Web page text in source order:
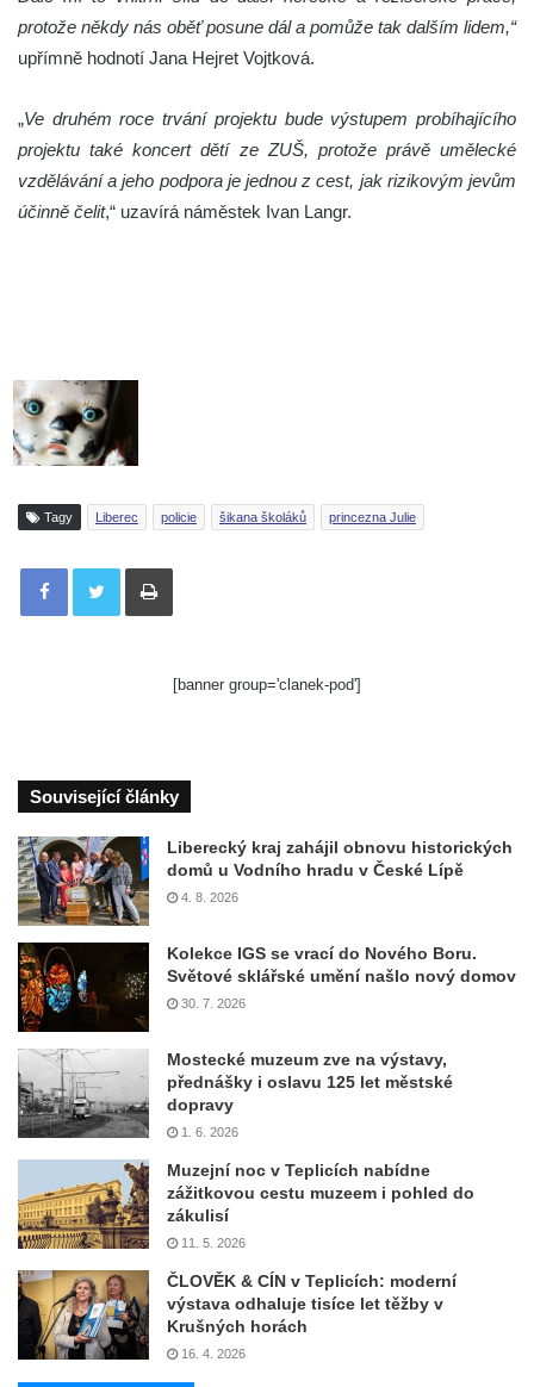
protože někdy nás oběť posune dál a pomůže tak dalším lidem,“
upřímně hodnotí Jana Hejret Vojtková.
„Ve druhém roce trvání projektu bude výstupem probíhajícího
projektu také koncert dětí ze ZUŠ, protože právě umělecké
vzdělávání a jeho podpora je jednou z cest, jak rizikovým jevům
účinně čelit,“ uzavírá náměstek Ivan Langr.
Tagy Liberec policie šikana školáků princezna Julie
Tisknout
[banner group='clanek-pod']
Související články
Liberecký kraj zahájil obnovu historických
domů u Vodního hradu v České Lípě
4. 8. 2026
Kolekce IGS se vrací do Nového Boru.
Světové sklářské umění našlo nový domov
30. 7. 2026
Mostecké muzeum zve na výstavy,
přednášky i oslavu 125 let městské
dopravy
1. 6. 2026
Muzejní noc v Teplicích nabídne
zážitkovou cestu muzeem i pohled do
zákulisí
11. 5. 2026
ČLOVĚK & CÍN v Teplicích: moderní
výstava odhaluje tisíce let těžby v
Krušných horách
16. 4. 2026